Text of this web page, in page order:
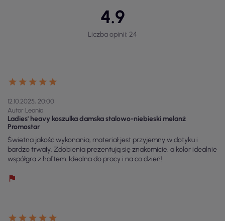
4.9
Liczba opinii: 24
12.10.2025, 20:00
Autor Leonia
Ladies' heavy koszulka damska stalowo-niebieski melanż
Promostar
Świetna jakość wykonania, materiał jest przyjemny w dotyku i
bardzo trwały. Zdobienia prezentują się znakomicie, a kolor idealnie
współgra z haftem. Idealna do pracy i na co dzień!